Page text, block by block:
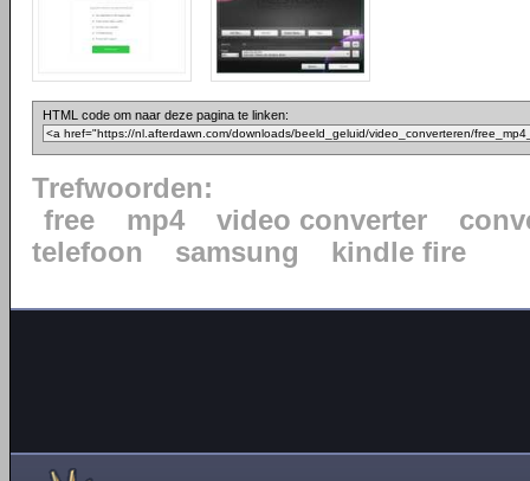
HTML code om naar deze pagina te linken:
Trefwoorden:
free
mp4 video converter
telefoon
samsung kindle fire